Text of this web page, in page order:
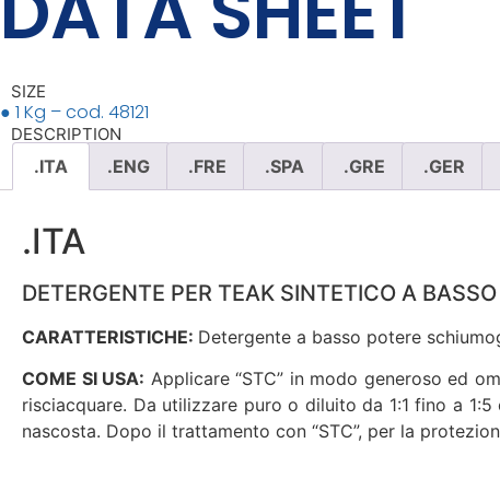
SIZE
● 1 Kg – cod. 48121
DESCRIPTION
.ITA .ENG .FRE .SPA .GRE .GER
.ITA
DETERGENTE PER TEAK SINTETICO A
CARATTERISTICHE: Detergente a basso potere
COME SI USA: Applicare “STC” in modo generoso ed
risciacquare. Da utilizzare puro o diluito da 1:1 fino a
nascosta. Dopo il trattamento con “STC”, per la